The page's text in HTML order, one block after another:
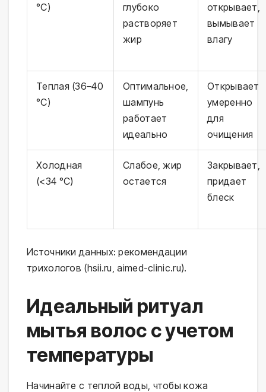
°C)
глубоко
растворяет
жир
открывает,
вымывает
влагу
Теплая (36–40
°C)
Оптимальное,
шампунь
работает
идеально
Открывает
умеренно
для
очищения
Холодная
(<34 °C)
Слабое, жир
остается
Закрывает,
придает
блеск
Источники данных: рекомендации
трихологов (hsii.ru, aimed-clinic.ru).
Идеальный ритуал
мытья волос с учетом
температуры
Начинайте с теплой воды, чтобы кожа